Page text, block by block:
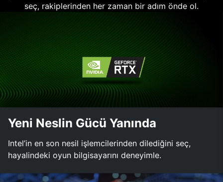
seç, rakiplerinden her zaman bir adım önde ol.
Yeni Neslin Gücü Yanında
Intel’in en son nesil işlemcilerinden dilediğini seç,
hayalindeki oyun bilgisayarını deneyimle.